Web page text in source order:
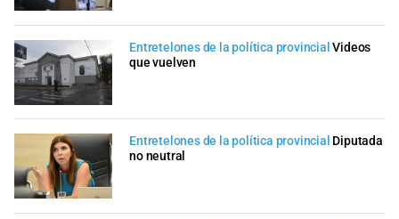
Entretelones de la política provincial Videos
que vuelven
Entretelones de la política provincial Diputada
no neutral